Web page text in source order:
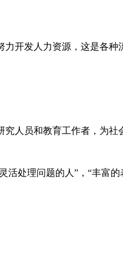
开发人力资源，这是各种
人员和教育工作者，为社
处理问题的人”，“丰富